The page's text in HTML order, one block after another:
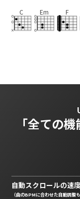
C Em F
「全ての
自動スクロールの速
（曲のBPMに合わせた自動調整も